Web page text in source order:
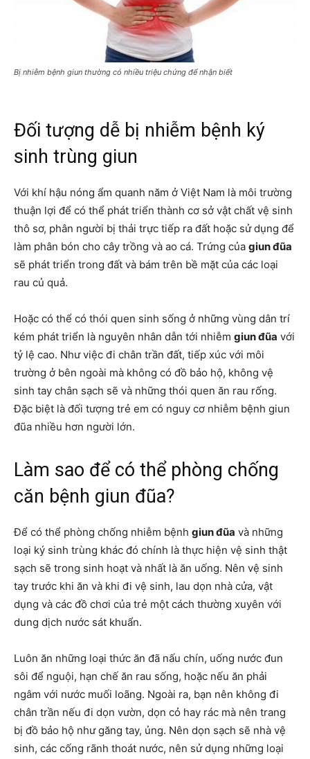
Bị nhiễm bệnh giun thường có nhiều triệu chứng để nhận biết
Đối tượng dễ bị nhiễm bệnh ký
sinh trùng giun
Với khí hậu nóng ẩm quanh năm ở Việt Nam là môi trường
thuận lợi để có thể phát triển thành cơ sở vật chất vệ sinh
thô sơ, phân người bị thải trực tiếp ra đất hoặc sử dụng để
làm phân bón cho cây trồng và ao cá. Trứng của giun đũa
sẽ phát triển trong đất và bám trên bề mặt của các loại
rau củ quả.
Hoặc có thể có thói quen sinh sống ở những vùng dân trí
kém phát triển là nguyên nhân dẫn tới nhiễm giun đũa với
tỷ lệ cao. Như việc đi chân trần đất, tiếp xúc với môi
trường ở bên ngoài mà không có đồ bảo hộ, không vệ
sinh tay chân sạch sẽ và những thói quen ăn rau rống.
Đặc biệt là đối tượng trẻ em có nguy cơ nhiễm bệnh giun
đũa nhiều hơn người lớn.
Làm sao để có thể phòng chống
căn bệnh giun đũa?
Để có thể phòng chống nhiễm bệnh giun đũa và những
loại ký sinh trùng khác đó chính là thực hiện vệ sinh thật
sạch sẽ trong sinh hoạt và nhất là ăn uống. Nên vệ sinh
tay trước khi ăn và khi đi vệ sinh, lau dọn nhà cửa, vật
dụng và các đồ chơi của trẻ một cách thường xuyên với
dung dịch nước sát khuẩn.
Luôn ăn những loại thức ăn đã nấu chín, uống nước đun
sôi để nguội, hạn chế ăn rau sống, hoặc nếu ăn phải
ngâm với nước muối loãng. Ngoài ra, bạn nên không đi
chân trần nếu đi dọn vườn, dọn cỏ hay rác mà nên trang
bị đồ bảo hộ như găng tay, ủng. Nên dọn sạch sẽ nhà vệ
sinh, các cống rãnh thoát nước, nên sử dụng những loại